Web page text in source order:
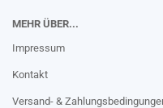
MEHR ÜBER...
Impressum
Kontakt
Versand- &